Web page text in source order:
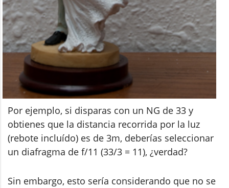
Por ejemplo, si disparas con un NG de 33 y
obtienes que la distancia recorrida por la luz
(rebote incluído) es de 3m, deberías seleccionar
un diafragma de f/11 (33/3 = 11), ¿verdad?
Sin embargo, esto sería considerando que no se